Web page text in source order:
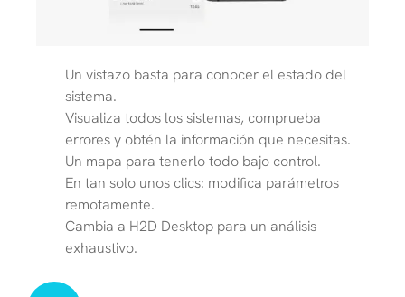
Un vistazo basta para conocer el estado del
sistema.
Visualiza todos los sistemas, comprueba
errores y obtén la información que necesitas.
Un mapa para tenerlo todo bajo control.
En tan solo unos clics: modifica parámetros
remotamente.
Cambia a H2D Desktop para un análisis
exhaustivo.